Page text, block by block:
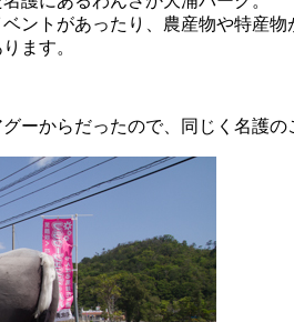
ントがあったり、農産物や特産
ます。
ーからだったので、同じく名護